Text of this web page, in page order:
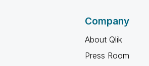
Company
About Qlik
Press Room